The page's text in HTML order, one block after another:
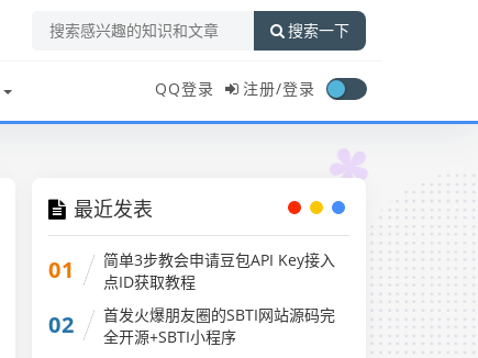
搜索一下
QQ登录 注册/登录
最近发表
01
简单3步教会申请豆包API Key接入
点ID获取教程
02
首发火爆朋友圈的SBTI网站源码完
全开源+SBTI小程序